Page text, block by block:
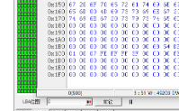
成
功
案
例